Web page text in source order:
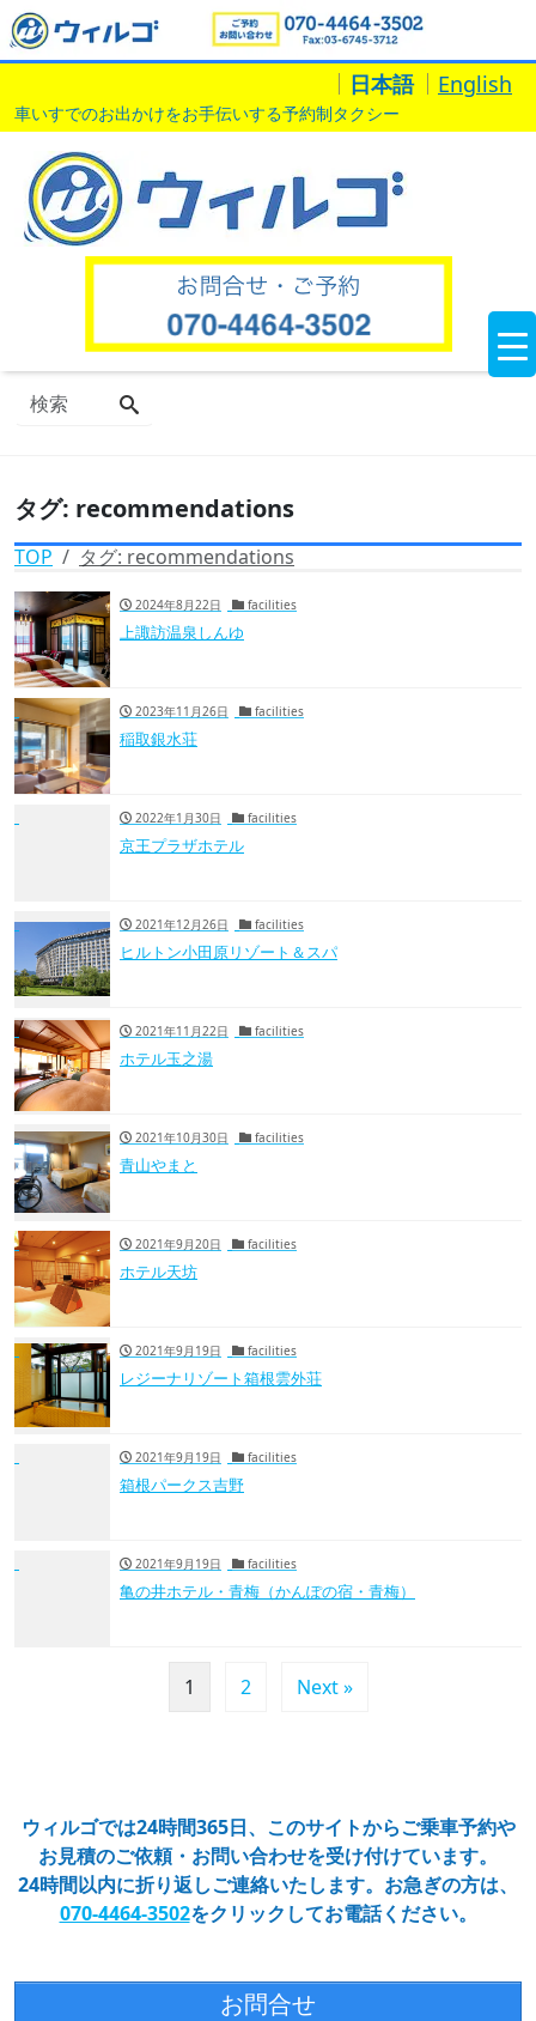
日本語 English
車いすでのお出かけをお手伝いする予約制タクシー
タグ: recommendations
TOP タグ: recommendations
2024年8月22日 facilities
上諏訪温泉しんゆ
2023年11月26日 facilities
稲取銀水荘
2022年1月30日 facilities
京王プラザホテル
2021年12月26日 facilities
ヒルトン小田原リゾート＆スパ
2021年11月22日 facilities
ホテル玉之湯
2021年10月30日 facilities
青山やまと
2021年9月20日 facilities
ホテル天坊
2021年9月19日 facilities
レジーナリゾート箱根雲外荘
2021年9月19日 facilities
箱根パークス吉野
2021年9月19日 facilities
亀の井ホテル・青梅（かんぽの宿・青梅）
1 2 Next »
ウィルゴでは24時間365日、このサイトからご乗車予約や
お見積のご依頼・お問い合わせを受け付けています。
24時間以内に折り返しご連絡いたします。お急ぎの方は、
070-4464-3502をクリックしてお電話ください。
お問合せ